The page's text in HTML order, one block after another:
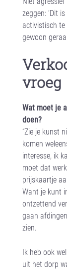
zeggen: ‘Dit
activistisch
gewoon
vroeg
Wat moet je
doen?
“Zie je kunst
komen
interesse, ik
moet dat
prijskaartje
Want je kunt
ontzettend
gaan
zien.
Ik heb ook
uit het dorp